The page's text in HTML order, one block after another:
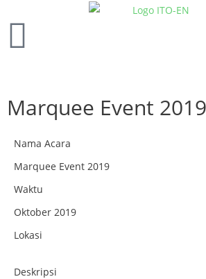
Marquee Event 2019
Nama Acara
Marquee Event 2019
Waktu
Oktober 2019
Lokasi
Deskripsi